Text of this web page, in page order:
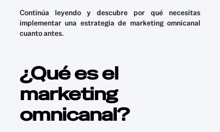
Continúa leyendo y descubre por qué necesitas
implementar una estrategia de marketing omnicanal
cuanto antes.
¿Qué es el
marketing
omnicanal?